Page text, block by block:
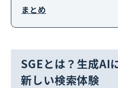
まとめ
SGEとは？生成AI
新しい検索体験